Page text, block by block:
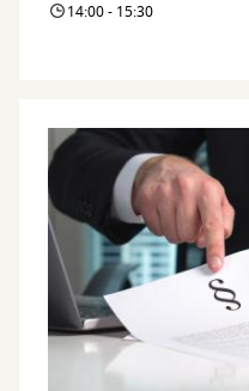
14:00 - 15:30